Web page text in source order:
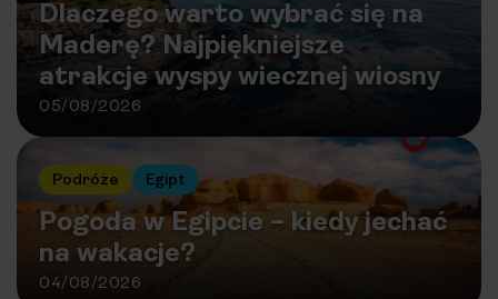
Dlaczego warto wybrać się na
Maderę? Najpiękniejsze
atrakcje wyspy wiecznej wiosny
05/08/2026
Podróże Egipt
Pogoda w Egipcie – kiedy jechać
na wakacje?
04/08/2026